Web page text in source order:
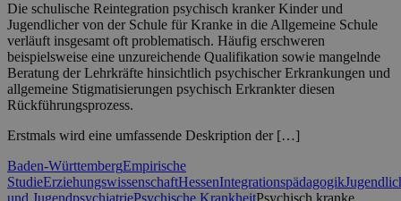
Die schulische Reintegration psychisch kranker Kinder und
Jugendlicher von der Schule für Kranke in die Allgemeine Schule
verläuft insgesamt oft problematisch. Häufig erschweren
beispielsweise eine unzureichende Qualifikation sowie mangelnde
Beratung der Lehrkräfte hinsichtlich psychischer Erkrankungen und
allgemeine Stigmatisierungen psychisch Erkrankter diesen
Rückführungsprozess.
Erstmals wird eine umfassende Deskription der […]
Baden-WürttembergEmpirische
StudieErziehungswissenschaftHessenIntegrationspädagogik